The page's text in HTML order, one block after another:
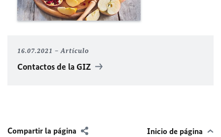
16.07.2021 Artículo
Contactos de la GIZ
Compartir la página Inicio de página